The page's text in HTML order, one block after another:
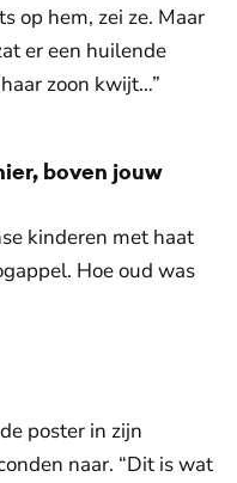
op hem, zei ze. Maar
er een huilende
zoon kwijt…”
boven jouw
kinderen met haat
Hoe oud was
poster in zijn
naar. “Dit is wat